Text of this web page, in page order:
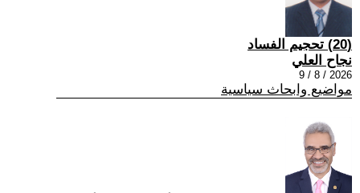
(20) تحجيم الفساد
نجاح العلي
2026 / 8 / 9
مواضيع وابحاث سياسية